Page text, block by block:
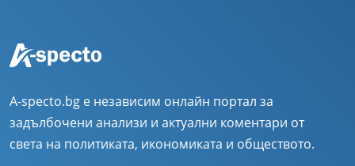
A-specto.bg е независим онлайн портал за
задълбочени анализи и актуални коментари от
света на политиката, икономиката и обществото.